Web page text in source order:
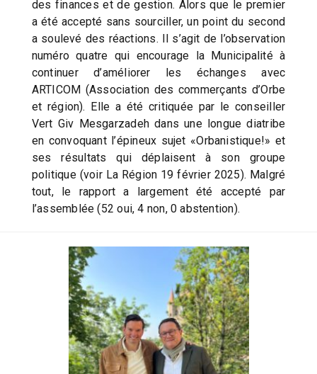
des finances et de gestion. Alors que le premier
a été accepté sans sourciller, un point du second
a soulevé des réactions. Il s’agit de l’observation
numéro quatre qui encourage la Municipalité à
continuer d’améliorer les échanges avec
ARTICOM (Association des commerçants d’Orbe
et région). Elle a été critiquée par le conseiller
Vert Giv Mesgarzadeh dans une longue diatribe
en convoquant l’épineux sujet «Orbanistique!» et
ses résultats qui déplaisent à son groupe
politique (voir La Région 19 février 2025). Malgré
tout, le rapport a largement été accepté par
l’assemblée (52 oui, 4 non, 0 abstention).